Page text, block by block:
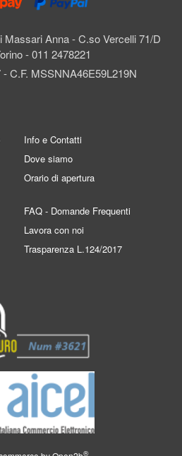
Anna - C.so Vercelli 71/D
- 011 2478221
- C.F. MSSNNA46E59L219N
Info e Contatti
Dove siamo
Orario di apertura
FAQ - Domande Frequenti
Lavora con noi
Trasparenza L.124/2017
®